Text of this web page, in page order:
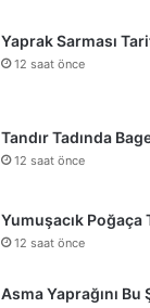
Yaprak Sarması
12 saat önce
Tandır Tadında
12 saat önce
Yumuşacık Poğaça
12 saat önce
Asma Yaprağını